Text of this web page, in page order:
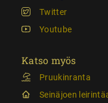
Twitter
Youtube
Katso myös
Pruukinranta
Seinäjoen